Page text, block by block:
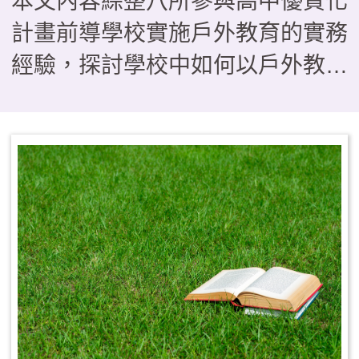
計畫前導學校實施戶外教育的實務
經驗，探討學校中如何以戶外教育
「校外教學」轉型為具備學習與評
量的「課程教學」型態。研究歸納
出三種課程模組，分別是帶狀式、
融入式及活動式，供學校依現況運
用參考，其中也指出戶外教育若要
順利實施，須有行政後盾、教師社